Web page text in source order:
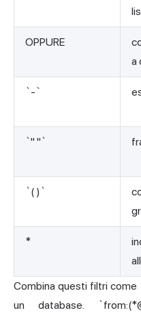
OPPURE
a
`-`
`" "`
`( )`
*
Combina questi filtri
un database.